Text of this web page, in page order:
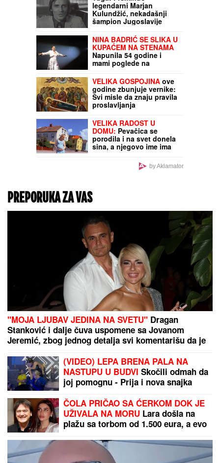
bombe i sumnjive
tečnosti!
legendarni Marjan
Kulundžić, nekadašnji
šampion Jugoslavije
NINA BADRIĆ SE SLIKA U
KUPAĆEM NA STENAMA
Napunila 54 godine i
mami poglede na
VELIKA GOSPOJINA ove
godine zbunjuje vernike:
Svi misle da znaju pravila
proslavljanja
ali OVAJ DETALJ MENJA
SVE
VELIKA RADOST U
DOMU: Pevačica se
porodila i na svet donela
sina, a njegovo ime ima
by Aklamator
PREPORUKA ZA VAS
"MOJA LJUBAV JEDINA NA SVETU" Dragan
Stanković i dalje čuva uspomene sa Jovanom
Jeremić, zbog jednog detalja svi komentarišu da je
(VIDEO) LEPA BRENA PALA NA
NASTUPU U BUDVI Skočili odmah da
joj pomognu - Prija i nova snajka
cele noći
ČOLA PRIČAO SA ĆERKOM DOK JE
UŽIVALA NA MORU Lara došla na
plažu sa torbom od 1.500 eura, a evo